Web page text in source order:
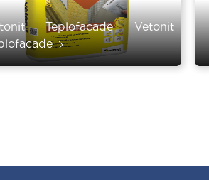
Teplofacade Vetonit